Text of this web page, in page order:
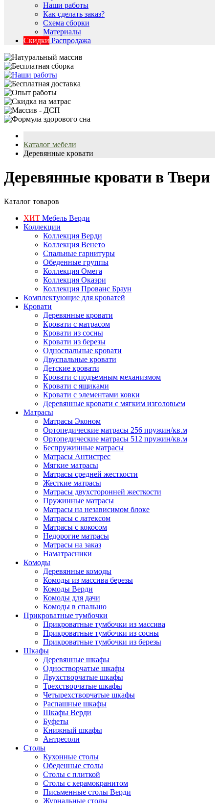
Наши работы
Как сделать заказ?
Схема сборки
Материалы
Скидки Распродажа
Каталог мебели
Деревянные кровати
Деревянные кровати в Твери
Каталог товаров
ХИТ Мебель Верди
Коллекции
Коллекция Верди
Коллекция Венето
Спальные гарнитуры
Обеденные группы
Коллекция Омега
Коллекция Окаэри
Коллекция Прованс Браун
Комплектующие для кроватей
Кровати
Деревянные кровати
Кровати с матрасом
Кровати из сосны
Кровати из березы
Односпальные кровати
Двуспальные кровати
Детские кровати
Кровати с подъемным механизмом
Кровати с ящиками
Кровати с элементами ковки
Деревянные кровати с мягким изголовьем
Матрасы
Матрасы Эконом
Ортопедические матрасы 256 пружин/кв.м
Ортопедические матрасы 512 пружин/кв.м
Беспружинные матрасы
Матрасы Антистрес
Мягкие матрасы
Матрасы средней жесткости
Жесткие матрасы
Матрасы двухсторонней жесткости
Пружинные матрасы
Матрасы на независимом блоке
Матрасы с латексом
Матрасы с кокосом
Недорогие матрасы
Матрасы на заказ
Наматрасники
Комоды
Деревянные комоды
Комоды из массива березы
Комоды Верди
Комоды для дачи
Комоды в спальню
Прикроватные тумбочки
Прикроватные тумбочки из массива
Прикроватные тумбочки из сосны
Прикроватные тумбочки из березы
Шкафы
Деревянные шкафы
Одностворчатые шкафы
Двухстворчатые шкафы
Трехстворчатые шкафы
Четырехстворчатые шкафы
Распашные шкафы
Шкафы Верди
Буфеты
Книжный шкафы
Антресоли
Столы
Кухонные столы
Обеденные столы
Столы с плиткой
Столы с керамокранитом
Письменные столы Верди
Журнальные столы